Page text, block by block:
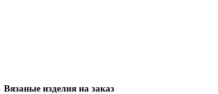
Вязаные изделия на заказ